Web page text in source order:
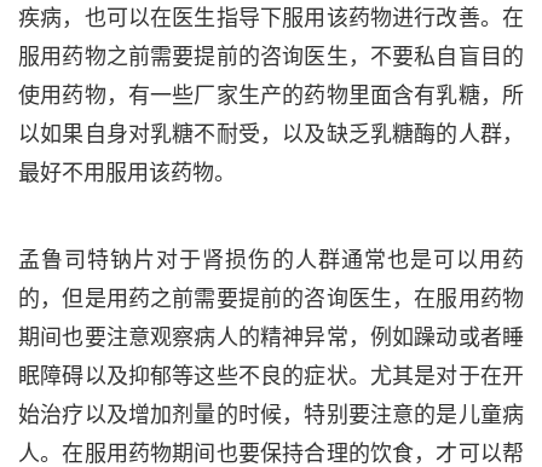
疾病，也可以在医生指导下服用该药物进行改善。在
服用药物之前需要提前的咨询医生，不要私自盲目的
使用药物，有一些厂家生产的药物里面含有乳糖，所
以如果自身对乳糖不耐受，以及缺乏乳糖酶的人群，
最好不用服用该药物。
孟鲁司特钠片对于肾损伤的人群通常也是可以用药
的，但是用药之前需要提前的咨询医生，在服用药物
期间也要注意观察病人的精神异常，例如躁动或者睡
眠障碍以及抑郁等这些不良的症状。尤其是对于在开
始治疗以及增加剂量的时候，特别要注意的是儿童病
人。在服用药物期间也要保持合理的饮食，才可以帮